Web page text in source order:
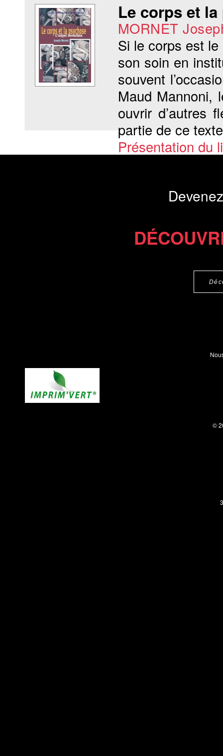
Le corps et
MORNET
Si le corps est
son soin en
souvent
Maud Mannoni,
ouvrir d’autres
partie de ce
Présentation du
©